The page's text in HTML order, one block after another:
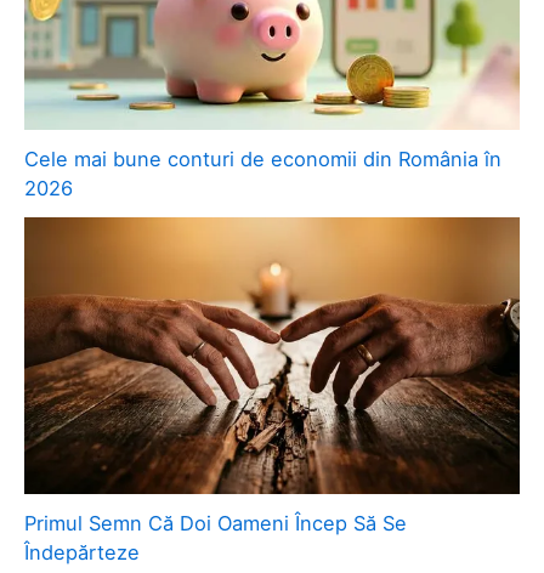
Cele mai bune conturi de economii din România în
2026
Primul Semn Că Doi Oameni Încep Să Se
Îndepărteze